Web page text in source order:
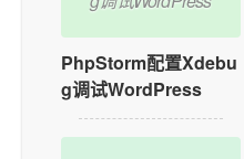
PhpStorm配置Xdebu
g调试WordPress